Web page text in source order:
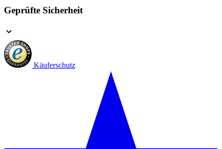
Geprüfte Sicherheit
Käuferschutz